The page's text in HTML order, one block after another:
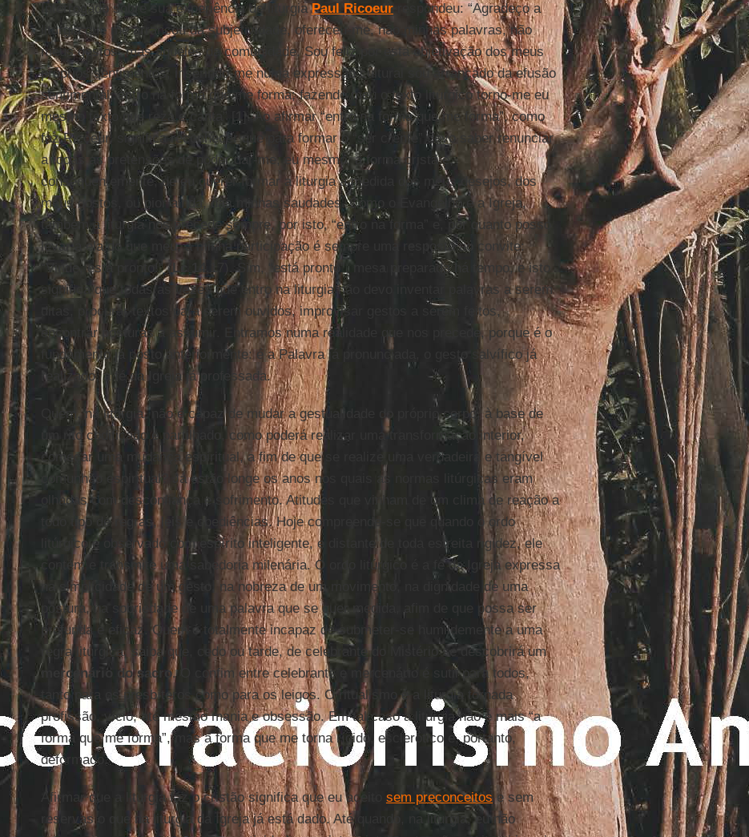
Interrogado sobre sua experiência de liturgiaPaul Ricoeurrespondeu: “Agradeço a
liturgia que me arrancou da subjetividade, ofereceu-me, não minhas palavras, não
meus gestos, mas aqueles da comunidade. Sou feliz por esta objetivação dos meus
próprios sentimentos; inserindo-me numa expressão cultural sou arrancado da efusão
sentimental; entro na forma que me forma; fazendo meu o texto litúrgico torno-me eu
mesmo texto que reza e canta” [1 ]. Ao afirmar “entro na forma que me forma”, como
faz Ricoeur, significa reconhecer que para formar o “ser crente” devo saber renunciar
a todas as pretensões de poder dar-me, eu mesmo, a forma cristã e,
consequentemente, de eu querer formar a liturgia à medida dos meus desejos, dos
meus gostos, ou pior ainda, das minhas saudades. Como o Evangelho e a Igreja,
também a liturgia nos precede sempre, por isto, “entro na forma” e, por quanto posso
levar a ela do que meu, a minha participação é sempre uma resposta ao convite:
“Vinde, está pronto!” ( Lc 14
,17). Sim, “está pronto”, mesa preparada há tempo, e isto
significa que todas as vezes que entro na liturgia não devo inventar palavras a serem
ditas, procurar textos para serem ouvidos, improvisar gestos a serem feitos,
encontrar posturas a assumir. Entramos numa realidade que nos precede, porque é o
fundamento já posto anteriormente: é a Palavra já pronunciada, o gesto salvífico já
realizado, a fé da Igreja já professada.
Quem, na liturgia, não é capaz de mudar a gestualidade do próprio corpo, à base de
um rito codificado e partilhado, como poderá realizar uma transformação interior,
começar uma mudança espiritual, a fim de que se realize uma verdadeira e tangível
comunhão espiritual? Já estão longe os anos nos quais as normas litúrgicas eram
olhadas com desconfiança e sofrimento. Atitudes que vinham de um clima de reação a
todo tipo de regras, leis e obediências. Hoje compreende-se que quando o ordo
litúrgico é observado com espírito inteligente, e distante de toda estreita rigidez, ele
contém e transmite uma sabedoria milenária. O ordo litúrgico é a fé da Igreja expressa
na simplicidade de um gesto, na nobreza de um movimento, na dignidade de uma
postura, na sobriedade de uma palavra que se quer medida, afim de que possa ser
profunda e eficaz. Quem é totalmente incapaz de submeter-se humildemente a uma
regra litúrgica, saiba que, cedo ou tarde, de celebrante do Mistério se descobrirá um
mercenário do sacro. O confim entre celebrante e mercenário é sutil para todos,
tanto para os presbíteros como para os leigos. O ritualismo é a liturgia tornada
profissão, vício, até mesmo mania e obsessão. Em tal caso a liturgia não é mais “a
forma que me forma”, mas a forma que me torna rígido, esclerótico e, portanto,
deformado.
Afirmar que a liturgia faz o cristão significa que eu aceito sem preconceitos e sem
reservas o que na liturgia da Igreja já está dado. Até quando, na liturgia, eu não